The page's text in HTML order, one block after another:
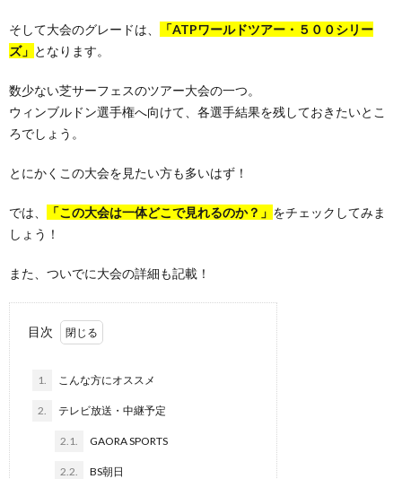
そして大会のグレードは、
「ATPワールドツアー・５００シリー
ズ」 となります。
数少ない芝サーフェスのツアー大会の一つ。
ウィンブルドン選手権へ向けて、各選手結果を残しておきたいとこ
ろでしょう。
とにかくこの大会を見たい方も多いはず！
では、 「この大会は一体どこで見れるのか？」 をチェックしてみま
しょう！
また、ついでに大会の詳細も記載！
目次
1. こんな方にオススメ
2. テレビ放送・中継予定
2.1. GAORA SPORTS
2.2. BS朝日